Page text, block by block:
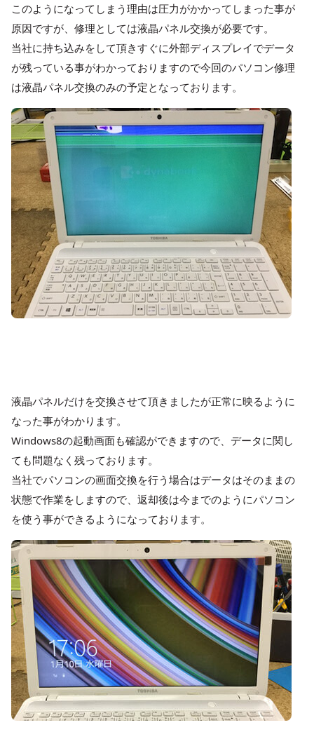
このようになってしまう理由は圧力がかかってしまった事が
原因ですが、修理としては液晶パネル交換が必要です。
当社に持ち込みをして頂きすぐに外部ディスプレイでデータ
が残っている事がわかっておりますので今回のパソコン修理
は液晶パネル交換のみの予定となっております。
液晶パネルだけを交換させて頂きましたが正常に映るように
なった事がわかります。
Windows8の起動画面も確認ができますので、データに関し
ても問題なく残っております。
当社でパソコンの画面交換を行う場合はデータはそのままの
状態で作業をしますので、返却後は今までのようにパソコン
を使う事ができるようになっております。